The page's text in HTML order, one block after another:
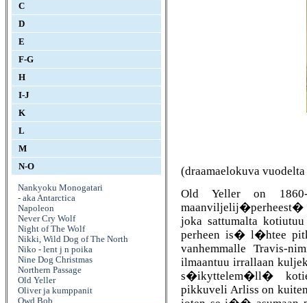
C
D
E
F-G
H
I-J
K
L
M
N-O
Nankyoku Monogatari
- aka Antarctica
Napoleon
Never Cry Wolf
Night of The Wolf
Nikki, Wild Dog of The North
Niko - lent j n poika
Nine Dog Christmas
Northern Passage
Old Yeller
Oliver ja kumppanit
Owd Bob
(draamaelokuva
Old Yeller on 1860-
maanviljelij�perheest�
joka sattumalta
perheen is� l�htee
vanhemmalle Travis-
ilmaantuu irrallaan
s�ikyttelem�ll�
pikkuveli Arliss on